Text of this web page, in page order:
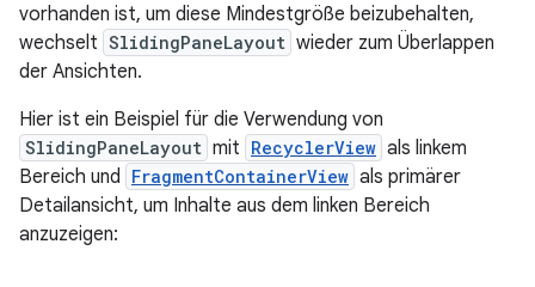
vorhanden ist, um diese Mindestgröße beizubehalten,
wechselt SlidingPaneLayout wieder zum Überlappen
der Ansichten.
Hier ist ein Beispiel für die Verwendung von
SlidingPaneLayout mit RecyclerView als linkem
Bereich und FragmentContainerView als primärer
Detailansicht, um Inhalte aus dem linken Bereich
anzuzeigen: